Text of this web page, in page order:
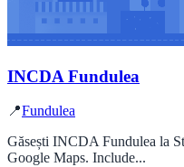
INCDA Fundulea
📍Fundulea
Găsești INCDA Fundulea la
Google Maps. Include...